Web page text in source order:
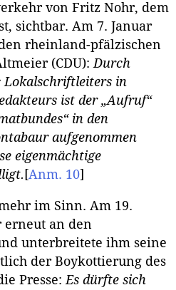
von Fritz Nohr, dem
sichtbar. Am 7. Januar
rheinland-pfälzischen
(CDU):Durch
Lokalschriftleiters in
ist der „Aufruf“
in den
aufgenommen
eigenmächtige
[Anm. 10]
im Sinn. Am 19.
erneut an den
unterbreitete ihm seine
der Boykottierung des
Presse: Es dürfte sich